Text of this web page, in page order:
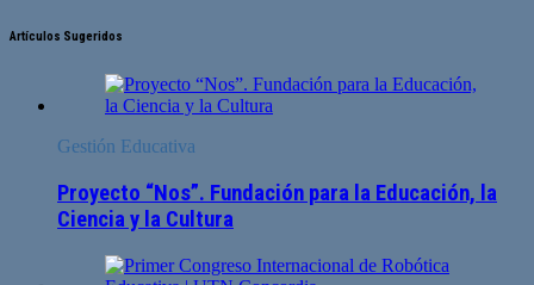
Artículos Sugeridos
Gestión Educativa
Proyecto “Nos”. Fundación para la Educación, la
Ciencia y la Cultura